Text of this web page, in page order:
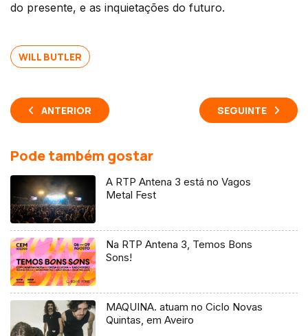
do presente, e as inquietações do futuro.
WILL BUTLER
ANTERIOR SEGUINTE
Pode também gostar
A RTP Antena 3 está no Vagos
Metal Fest
Na RTP Antena 3, Temos Bons
Sons!
MAQUINA. atuam no Ciclo Novas
Quintas, em Aveiro